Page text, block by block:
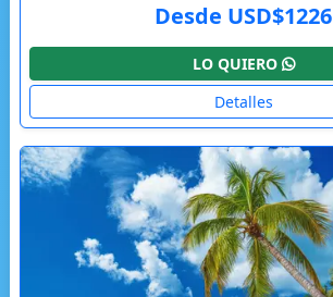
Desde USD$1226
LO QUIERO
Detalles